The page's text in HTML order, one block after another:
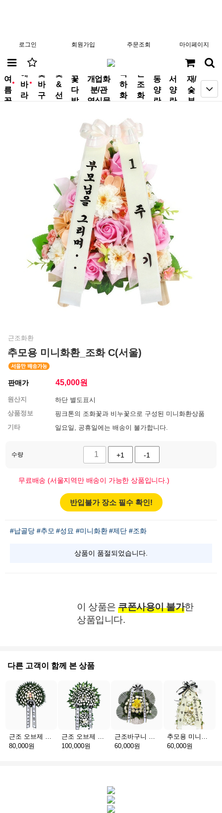
로그인 회원가입 주문조회 마이페이지
new
여
름
꽃
new
해
바
라
꽃
바
구
꽃
&
선
꽃
다
발
개업화
분/관
엽식물
축
하
화
근
조
화
동
양
란
서
양
란
분
재/
숯
부
근조화환
추모용 미니화환_조화 C(서울)
판매가 45,000원
원산지
하단 별도표시
상품정보
핑크톤의 조화꽃과 비누꽃으로 구성된 미니화환상품
기타
일요일, 공휴일에는 배송이 불가합니다.
수량 +1 -1
무료배송 (서울지역만 배송이 가능한 상품입니다.)
반입불가 장소 필수 확인!
#납골당 #추모 #성묘 #미니화환 #제단 #조화
상품이 품절되었습니다.
이 상품은 쿠폰사용이 불가한
상품입니다.
다른 고객이 함께 본 상품
근조 오브제 1단 B
80,000원
근조 오브제 2단 B
100,000원
근조바구니 일반
60,000원
추모용 미니화환 A(서울)
60,000원